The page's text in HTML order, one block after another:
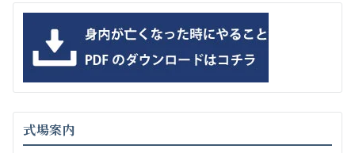
式場案内